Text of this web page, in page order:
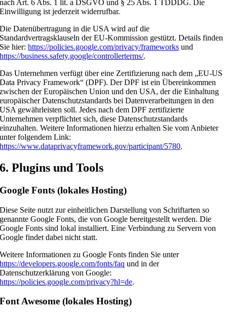
nach Art. 6 Abs. 1 lit. a DSGVO und § 25 Abs. 1 TDDDG. Die
Einwilligung ist jederzeit widerrufbar.
Die Datenübertragung in die USA wird auf die
Standardvertragsklauseln der EU-Kommission gestützt. Details finden
Sie hier:https://policies.google.com/privacy/frameworks und
https://business.safety.google/controllerterms/.
Das Unternehmen verfügt über eine Zertifizierung nach dem „EU-US
Data Privacy Framework“ (DPF). Der DPF ist ein Übereinkommen
zwischen der Europäischen Union und den USA, der die Einhaltung
europäischer Datenschutzstandards bei Datenverarbeitungen in den
USA gewährleisten soll. Jedes nach dem DPF zertifizierte
Unternehmen verpflichtet sich, diese Datenschutzstandards
einzuhalten. Weitere Informationen hierzu erhalten Sie vom Anbieter
unter folgendem Link:
https://www.dataprivacyframework.gov/participant/5780.
6. Plugins und Tools
Google Fonts (lokales Hosting)
Diese Seite nutzt zur einheitlichen Darstellung von Schriftarten so
genannte Google Fonts, die von Google bereitgestellt werden. Die
Google Fonts sind lokal installiert. Eine Verbindung zu Servern von
Google findet dabei nicht statt.
Weitere Informationen zu Google Fonts finden Sie unter
https://developers.google.com/fonts/faq und in der
Datenschutzerklärung von Google:
https://policies.google.com/privacy?hl=de.
Font Awesome (lokales Hosting)